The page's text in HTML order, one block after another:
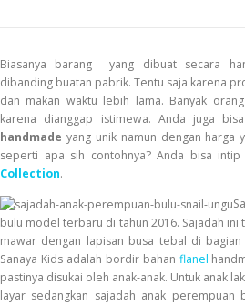
Biasanya barang yang dibuat secara
dibanding buatan pabrik. Tentu saja karena
dan makan waktu lebih lama. Banyak
karena dianggap istimewa. Anda juga
handmade yang unik namun dengan harga
seperti apa sih contohnya? Anda bisa intip
Collection.
bulu model terbaru di tahun 2016. Sajadah
mawar dengan lapisan busa tebal di
Sanaya Kids adalah bordir bahan flanel
pastinya disukai oleh anak-anak. Untuk anak
layar sedangkan sajadah anak perempuan